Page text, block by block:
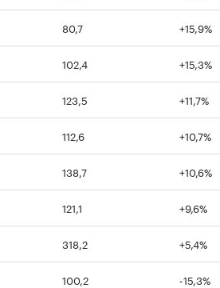
80,7 +15,9%
102,4 +15,3%
123,5 +11,7%
112,6 +10,7%
138,7 +10,6%
121,1 +9,6%
318,2 +5,4%
100,2 -15,3%